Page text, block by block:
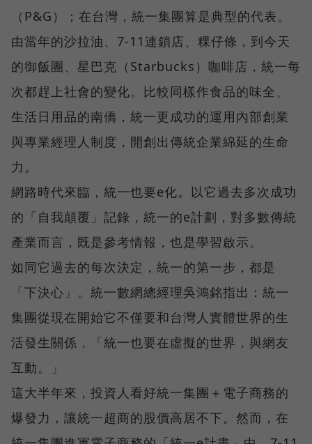
（P&G）；在台灣，統一集團算是典型的代表。
由當年的沙拉油、7-11連鎖店、粿仔條，到今天
的御飯團、星巴克（Starbucks）咖啡店，統一每
次都趕上社會的變化。比較同樣作食品的味全、
生活日用品的南僑，統一更成功的運用內部創業
與專業經理人制度，開創出傳統企業綿延的生命
力。
網路時代來臨，統一也要e化。以它過去多次成功
的「自我顛覆」記錄，統一的e計劃，對多數傳統
產業而言，既是參考情報，也是學習啟示。
如同它過去的每次決定，統一的第一步，都是
「下決心」。統一數網總經理吳鴻銘指出：統一
集團從現在開始它不僅要和台灣人實體世界的生
活發生關係，「統一也要在虛擬的世界，與網友
互動。」
這大半年來，投資人看好統一集團＋電子商務的
爆發力，讓統一超商的股價高居不下。然而，在